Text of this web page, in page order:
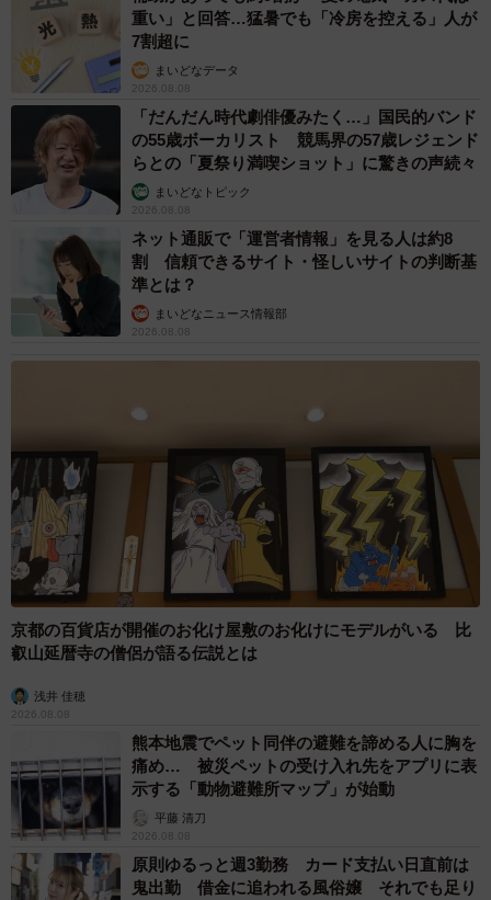
重い」と回答…猛暑でも「冷房を控える」人が
7割超に
まいどなデータ
2026.08.08
「だんだん時代劇俳優みたく…」国民的バンド
の55歳ボーカリスト 競馬界の57歳レジェンド
らとの「夏祭り満喫ショット」に驚きの声続々
まいどなトピック
2026.08.08
ネット通販で「運営者情報」を見る人は約8
割 信頼できるサイト・怪しいサイトの判断基
準とは？
まいどなニュース情報部
2026.08.08
京都の百貨店が開催のお化け屋敷のお化けにモデルがいる 比
叡山延暦寺の僧侶が語る伝説とは
浅井 佳穂
2026.08.08
熊本地震でペット同伴の避難を諦める人に胸を
痛め… 被災ペットの受け入れ先をアプリに表
示する「動物避難所マップ」が始動
平藤 清刀
2026.08.08
原則ゆるっと週3勤務 カード支払い日直前は
鬼出勤 借金に追われる風俗嬢 それでも足り